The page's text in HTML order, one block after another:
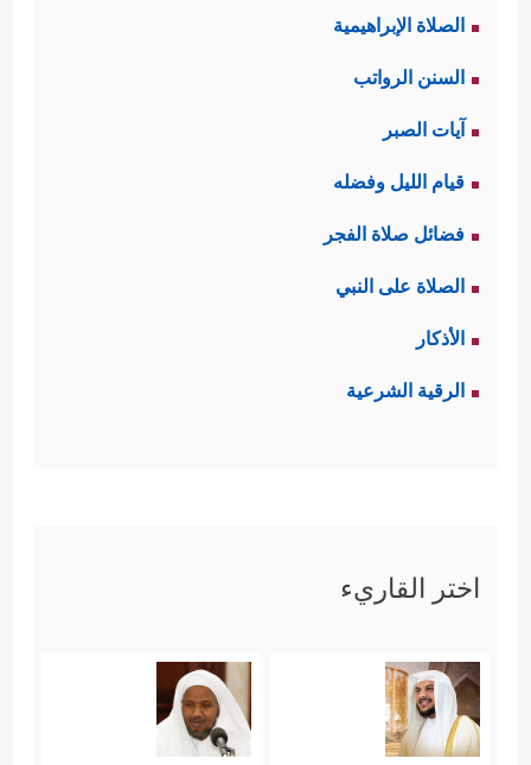
الصلاة الإبراهيمية
السنن الرواتب
آيات الصبر
قيام الليل وفضله
فضائل صلاة الفجر
الصلاة على النبي
الأذكار
الرقية الشرعية
اختر القاريء